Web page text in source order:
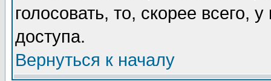
голосовать, то, скорее всего,
доступа.
Вернуться к началу